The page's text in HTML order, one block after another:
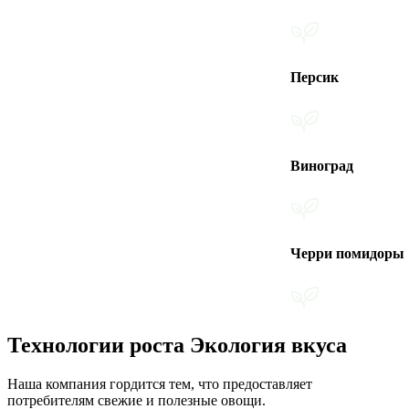
Виноград
Черри помидоры
Технологии роста Экология вкуса
Наша компания гордится тем, что предоставляет
потребителям свежие и полезные овощи.